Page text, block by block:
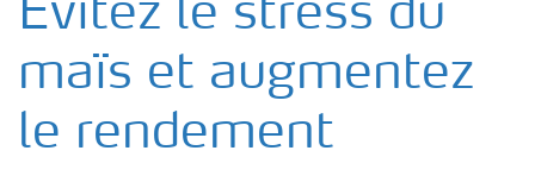
Engrais
Outils et services
Evitez le stress du
maïs et augmentez
le rendement